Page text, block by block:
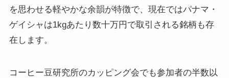
を思わせる軽やかな余韻が特徴で、現在ではパナマ・
ゲイシャは1kgあたり数十万円で取引される銘柄も存
在します。
コーヒー豆研究所のカッピング会でも参加者の半数以